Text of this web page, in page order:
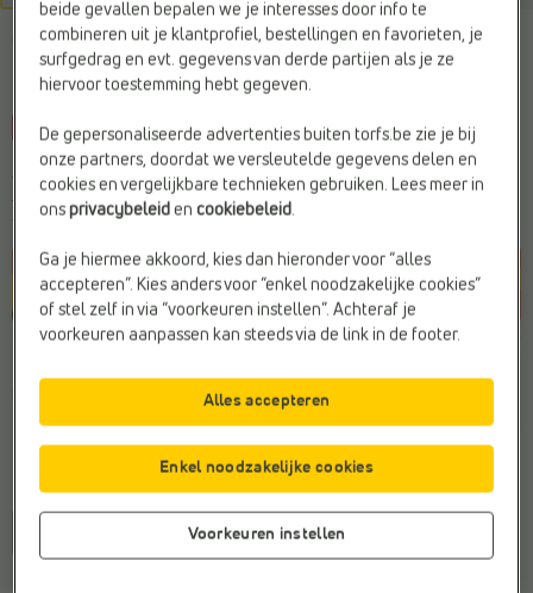
GEOX
Sneakers blauw
-30% C l prijsje
Je bespaart
€ 65,99 € 46,19
Maat
33 34 35
beide gevallen bepalen we je interesses door info te
combineren uit je klantprofiel, bestellingen en favorieten, je
surfgedrag en evt. gegevens van derde partijen als je ze
hiervoor toestemming hebt gegeven.
De gepersonaliseerde advertenties buiten torfs.be zie je bij
onze partners, doordat we versleutelde gegevens delen en
cookies en vergelijkbare technieken gebruiken. Lees meer in
onsprivacybeleid encookiebeleid.
Ga je hiermee akkoord, kies dan hieronder voor “alles
accepteren”. Kies anders voor “enkel noodzakelijke cookies”
of stel zelf in via “voorkeuren instellen”. Achteraf je
voorkeuren aanpassen kan steeds via de link in de footer.
Voorkeuren instellen
Enkel noodzakelijke cookies
Alles accepteren